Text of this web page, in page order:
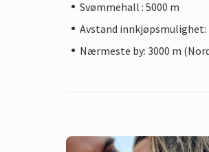
Svømmehall : 5000 m
Avstand innkjøpsmulighet:
Nærmeste by: 3000 m